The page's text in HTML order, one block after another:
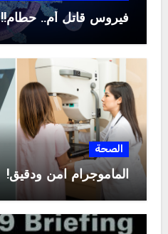
فيروس قاتل أم.. حطام!!
الصحة
الماموجرام آمن ودقيق!